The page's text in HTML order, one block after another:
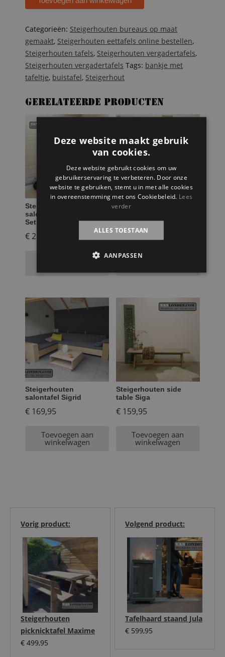
aantal
Categorieën: Steigerhouten bureaus op maat
gemaakt, Steigerhouten eettafels online bestellen,
Steigerhouten tafels, Steigerhouten vergadertafels,
Steigerhouten vergadertafels Tags: bankje met
tafeltje, buistafel, Steigerhout
Gerelateerde producten
Steenschot houten
salontafel op wielen
Seth
€229,95
Toevoegen aan
Steigerhouten zitbankje
€129,95
Toevoegen aan
Steigerhouten
salontafel Sigrid
€ 169,95
Toevoegen aan
winkelwagen
Steigerhouten side
table Siga
€159,95
Toevoegen aan
winkelwagen
Volgend product:
Tafelhaard staand Jula
€ 599,95
Vorig product:
Steigerhouten
picknicktafel Maxime
€ 499,95
Deze website maakt gebruik
van cookies.
Deze website gebruikt cookies om uw
gebruikerservaring te verbeteren. Door onze
website te gebruiken, stemt u in met alle cookies
in overeenstemming met ons Cookiebeleid. Lees
verder
ALLES TOESTAAN
AANPASSEN